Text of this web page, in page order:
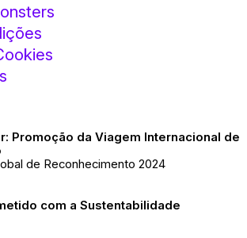
Promoção da Viagem Internacional de
de Reconhecimento 2024
com a Sustentabilidade